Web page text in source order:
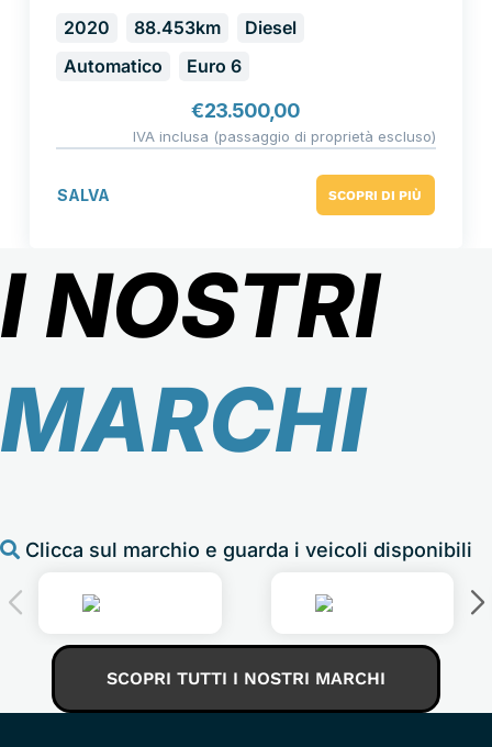
2020 88.453km
Diesel
Automatico
Euro 6
€23.500,00
IVA inclusa (passaggio di proprietà escluso)
SALVA SCOPRI DI PIÙ
I NOSTRI
MARCHI
Clicca sul marchio e guarda i veicoli disponibili
SCOPRI TUTTI I NOSTRI MARCHI